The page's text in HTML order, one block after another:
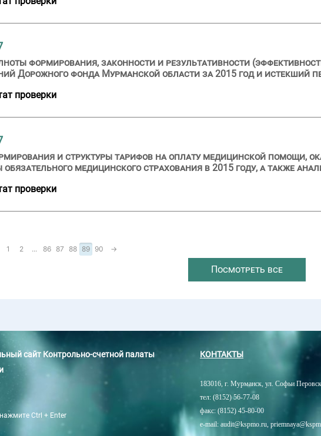
формирования, законности и результативности
Дорожного фонда Мурманской области за 2015 год и истекший
проверки
и структуры тарифов на оплату медицинской помощи,
медицинского страхования в 2015 году, а также
проверки
1 2 ... 86 87 88 89 90 →
Посмотреть все
сайт Контрольно-счетной палаты
Ctrl + Enter
КОНТАКТЫ
183016, г. Мурманск, ул. Софьи
тел: (8152) 56-77-08
факс: (8152) 45-80-00
e-mail: audit@kspmo.ru,